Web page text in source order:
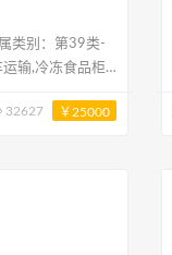
输,冷冻食品柜
引服务,运载工具
32627 ￥25000